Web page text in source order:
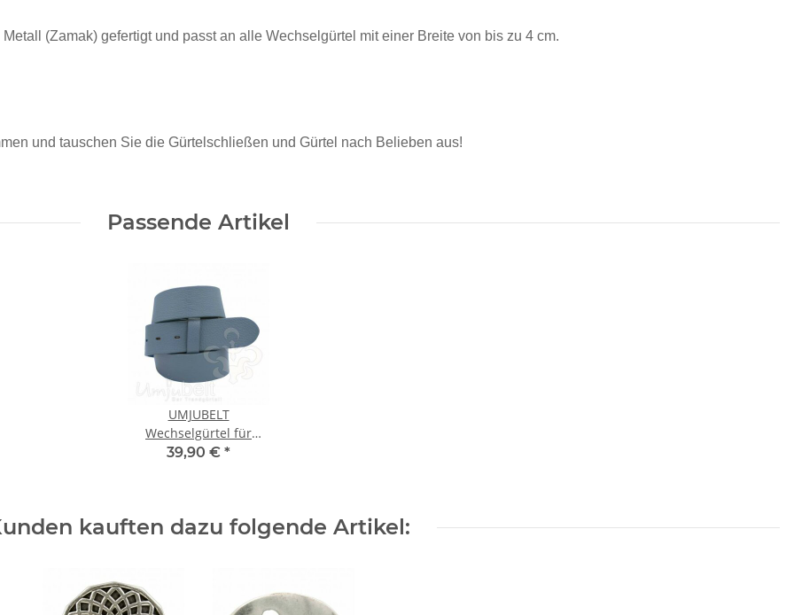
(Zamak) gefertigt und passt an alle Wechselgürtel mit einer Breite von bis zu 4 cm.
und tauschen Sie die Gürtelschließen und Gürtel nach Belieben aus!
Passende Artikel
UMJUBELT
Wechselgürtel für
Wechselschnalle
39,90 € *
kauften dazu folgende Artikel: